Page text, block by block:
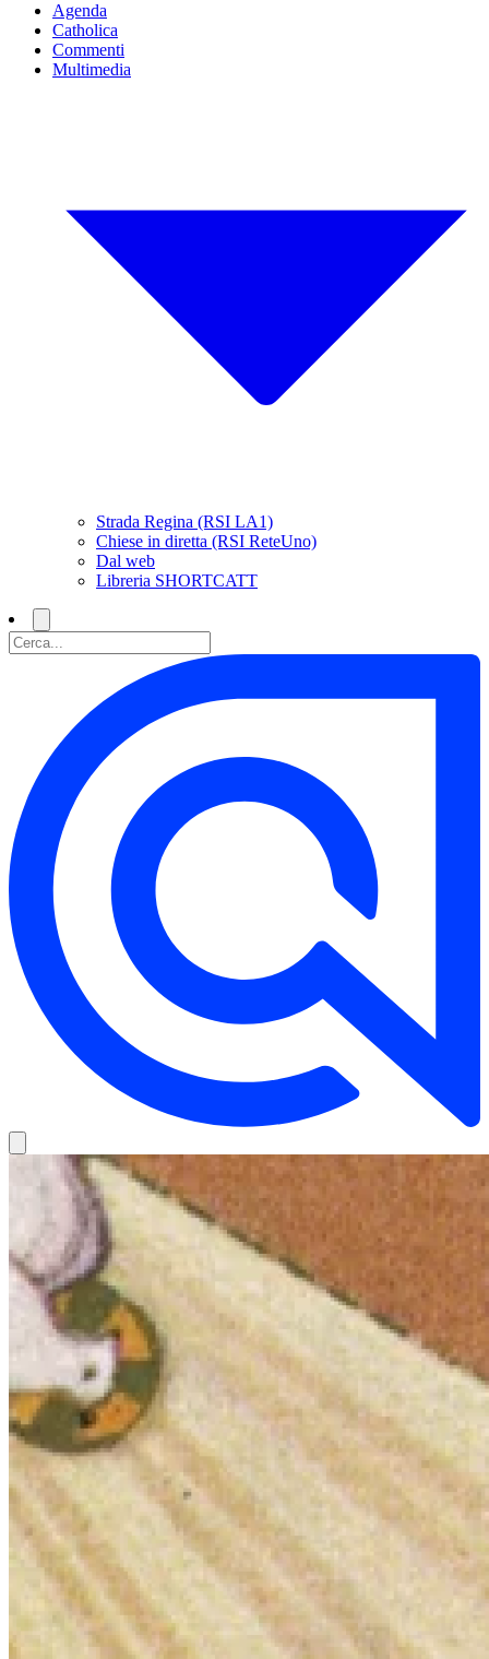
Agenda
Catholica
Commenti
Multimedia
Strada Regina (RSI LA1)
Chiese in diretta (RSI ReteUno)
Dal web
Libreria SHORTCATT